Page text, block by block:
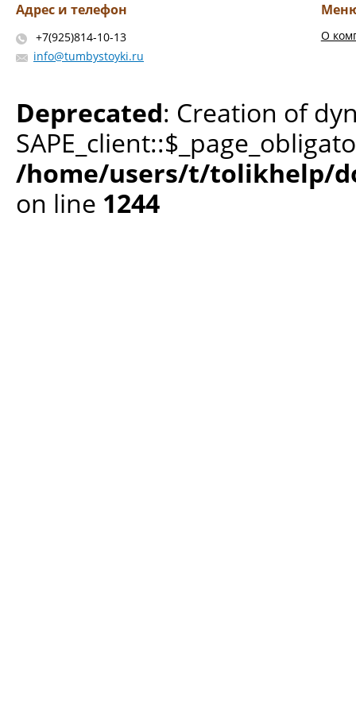
Адрес и телефон
+7(925)814-10-13
info@tumbystoyki.ru
О
Deprecated: Creation of
/home/users/t/tolikhelp/
on line 1244